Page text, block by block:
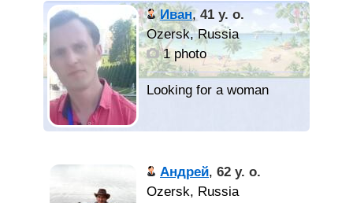
девушку с которой можно
общаться на разные
темы, хозяйственную и
веселую))
Иван, 41 y. o.
Ozersk, Russia
1 photo
Андрей, 62 y. o.
Ozersk, Russia